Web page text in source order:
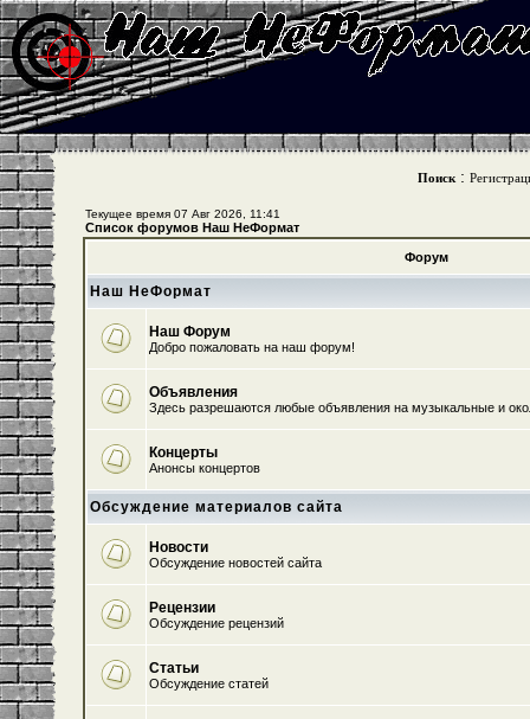
Поиск :
Текущее время 07 Авг 2026, 11:41
Список форумов Наш НеФормат
Форум
Наш НеФормат
Наш Форум
Добро пожаловать на наш форум!
Объявления
Здесь разрешаются любые объявления на музыкальные и
Концерты
Анонсы концертов
Обсуждение материалов сайта
Новости
Обсуждение новостей сайта
Рецензии
Обсуждение рецензий
Статьи
Обсуждение статей